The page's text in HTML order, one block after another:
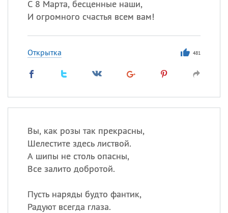
С 8 Марта, бесценные наши,
И огромного счастья всем вам!
Открытка 481
Вы, как розы так прекрасны,
Шелестите здесь листвой.
А шипы не столь опасны,
Все залито добротой.
Пусть наряды будто фантик,
Радуют всегда глаза.